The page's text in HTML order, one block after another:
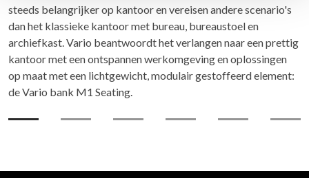
steeds belangrijker op kantoor en vereisen andere scenario's
dan het klassieke kantoor met bureau, bureaustoel en
archiefkast. Vario beantwoordt het verlangen naar een prettig
kantoor met een ontspannen werkomgeving en oplossingen
op maat met een lichtgewicht, modulair gestoffeerd element:
de Vario bank M1 Seating.